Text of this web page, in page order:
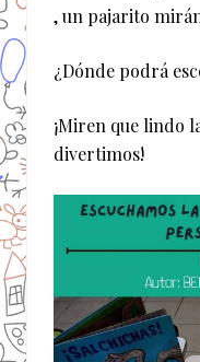
, un pajarito
¿Dónde podrá
¡Miren que lindo
divertimos!